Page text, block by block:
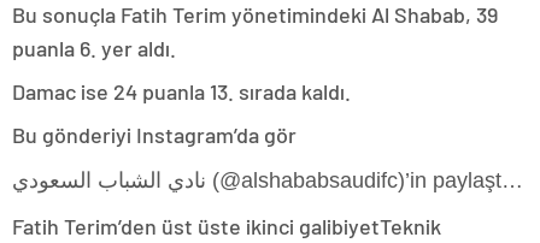
Bu sonuçla Fatih Terim yönetimindeki Al Shabab, 39
puanla 6. yer aldı.
Damac ise 24 puanla 13. sırada kaldı.
Bu gönderiyi Instagram’da gör
نادي الشباب السعودي (@alshababsaudifc)’in paylaştığı bir gönderi
Fatih Terim’den üst üste ikinci galibiyetTeknik